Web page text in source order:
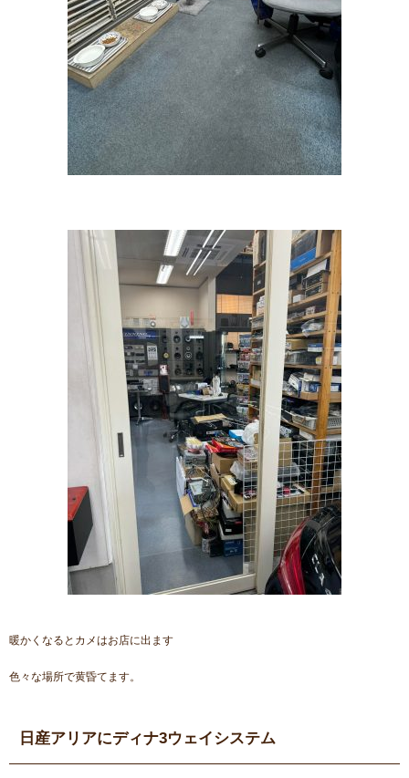
暖かくなるとカメはお店に出ます
色々な場所で黄昏てます。
日産アリアにディナ3ウェイシステム